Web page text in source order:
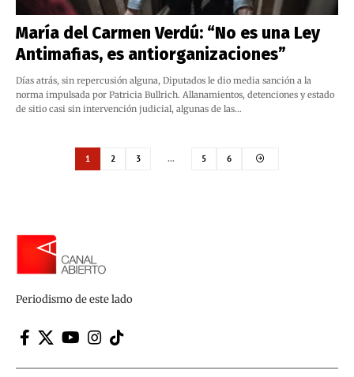
María del Carmen Verdú: “No es una Ley
Antimafias, es antiorganizaciones”
Días atrás, sin repercusión alguna, Diputados le dio media sanción a la
norma impulsada por Patricia Bullrich. Allanamientos, detenciones y estado
de sitio casi sin intervención judicial, algunas de las…
1 2 3 … 5 6
Periodismo de este lado